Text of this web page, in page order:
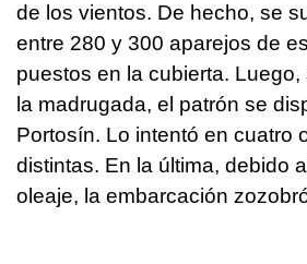
de los vientos. De hecho, se
entre 280 y 300 aparejos de
puestos en la cubierta.
la madrugada, el patrón se
Portosín. Lo intentó en cuatro
distintas. En la última, debido
oleaje, la embarcación